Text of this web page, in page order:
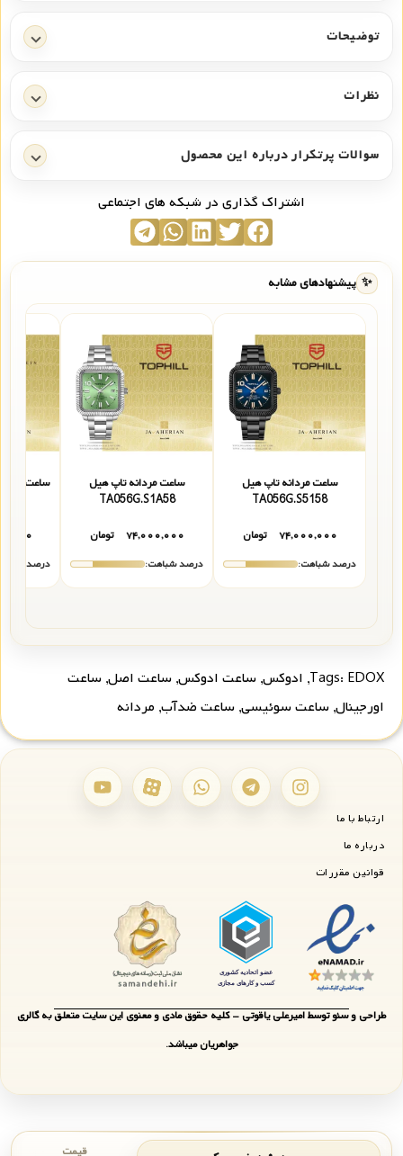
قیمت
توضیحات
نظرات
سوالات پرتکرار درباره این محصول
اشتراک گذاری در شبکه های اجتماعی
✨ پیشنهادهای مشابه
ساعت مردانه تاپ هیل
TA056G.S5158
۷۴,۰۰۰,۰۰۰
تومان
درصد شباهت:
ساعت مردانه تاپ هیل
TA056G.S1A58
۷۴,۰۰۰,۰۰۰
تومان
درصد شباهت:
ساعت مچی
درصد
Tags: EDOX
, ادوکس, ساعت ادوکس, ساعت اصل, ساعت
اورجینال, ساعت سوئیسی, ساعت ضدآب, مردانه
ارتباط با ما
درباره ما
قوانین مقررات
طراحی و سئو توسط امیرعلی یاقوتی - کلیه حقوق مادی و معنوی این سایت متعلق به گالری
جواهریان میباشد.